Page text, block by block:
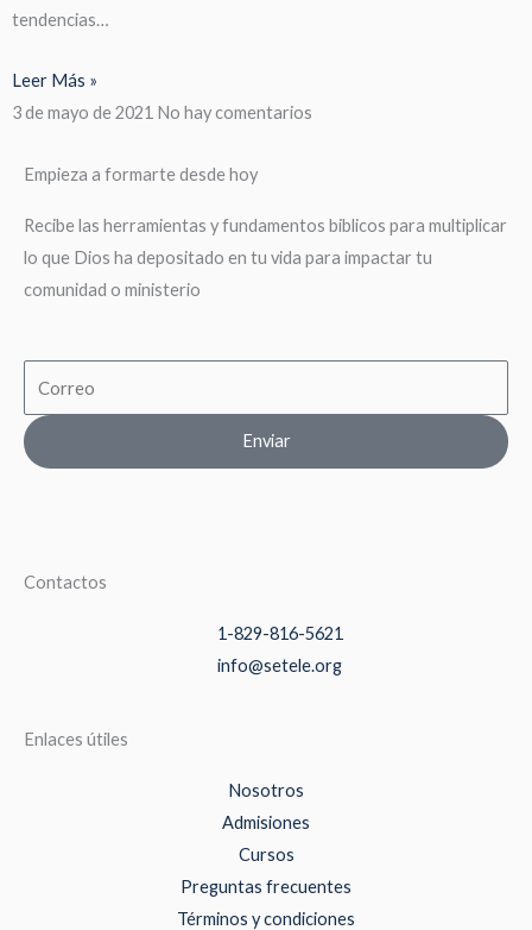
tendencias…
Leer Más »
3 de mayo de 2021 No hay comentarios
Empieza a formarte desde hoy
Recibe las herramientas y fundamentos biblicos para multiplicar
lo que Dios ha depositado en tu vida para impactar tu
comunidad o ministerio
Enviar
Contactos
1-829-816-5621
info@setele.org
Enlaces útiles
Nosotros
Admisiones
Cursos
Preguntas frecuentes
Términos y condiciones